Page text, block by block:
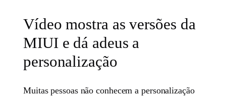
Vídeo mostra as versões da
MIUI e dá adeus a
personalização
Muitas pessoas não conhecem a personalização